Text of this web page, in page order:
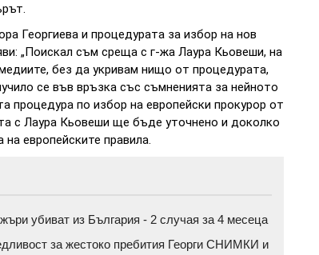
Георгиева и процедурата за избор на нов
„Поискал съм среща с г-жа Лаура Кьовеши, на
без да укривам нищо от процедурата,
се във връзка със съмненията за нейното
процедура по избор на европейски прокурор от
с Лаура Кьовеши ще бъде уточнено и доколко
европейските правила.
убиват из България - 2 случая за 4 месеца
за жестоко пребития Георги СНИМКИ и